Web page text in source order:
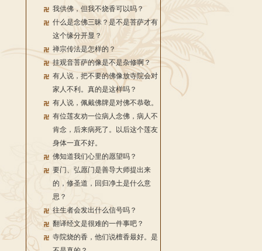
我供佛，但我不烧香可以吗？
什么是念佛三昧？是不是菩萨才有
这个缘分开显？
禅宗传法是怎样的？
挂观音菩萨的像是不是杂修啊？
有人说，把不要的佛像放寺院会对
家人不利。真的是这样吗？
有人说，佩戴佛牌是对佛不恭敬。
有位莲友劝一位病人念佛，病人不
肯念，后来病死了。以后这个莲友
身体一直不好。
佛知道我们心里的愿望吗？
要门、弘愿门是善导大师提出来
的，修圣道，回归净土是什么意
思？
往生者会发出什么信号吗？
翻译经文是很难的一件事吧？
寺院烧的香，他们说檀香最好。是